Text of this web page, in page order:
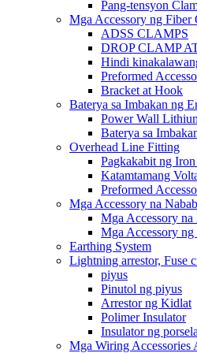
Pang-tensyon
Mga Accessory ng Fiber
ADSS CLAMPS
DROP CLAMP
Hindi
Preformed
Bracket at Hook
Baterya sa Imbakan ng
Power Wall
Baterya sa
Overhead Line Fitting
Pagkakabit ng
Katamtamang
Preformed
Mga Accessory na
Mga Accessory
Mga Accessory
Earthing System
Lightning arrestor, Fuse
piyus
Pinutol ng piyus
Arrestor ng Kidlat
Polimer Insulator
Insulator ng
Mga Wiring Accessories